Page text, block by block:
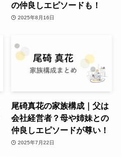
の仲良しエピソードも！
2025年8月16日
尾碕真花の家族構成｜父は
会社経営者？母や姉妹との
仲良しエピソードが尊い！
2025年7月22日